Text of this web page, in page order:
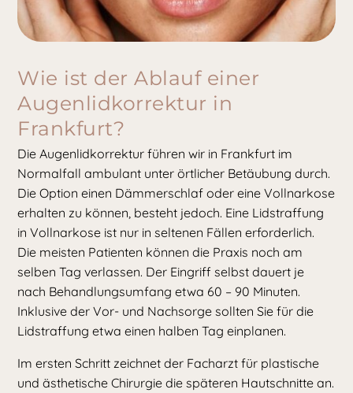
Wie ist der Ablauf einer
Augenlidkorrektur in
Frankfurt?
Die Augenlidkorrektur führen wir in Frankfurt im
Normalfall ambulant unter örtlicher Betäubung durch.
Die Option einen Dämmerschlaf oder eine Vollnarkose
erhalten zu können, besteht jedoch. Eine Lidstraffung
in Vollnarkose ist nur in seltenen Fällen erforderlich.
Die meisten Patienten können die Praxis noch am
selben Tag verlassen. Der Eingriff selbst dauert je
nach Behandlungsumfang etwa 60 – 90 Minuten.
Inklusive der Vor- und Nachsorge sollten Sie für die
Lidstraffung etwa einen halben Tag einplanen.
Im ersten Schritt zeichnet der Facharzt für plastische
und ästhetische Chirurgie die späteren Hautschnitte an.